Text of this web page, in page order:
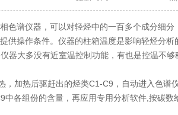
色谱仪器，可以对轻烃中的一百多个成分细
供操作条件。仪器的柱箱温度是影响轻烃分
大多没有近室温控制功能，有也是控温不够
，加热后驱赶出的烃类C1-C9，自动进入色
各组份的含量，再应用专用分析软件,按碳